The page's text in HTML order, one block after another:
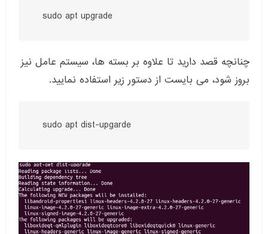
sudo apt upgrade
چنانچه قصد دارید تا علاوه بر بسته ها، سیستم عامل نیز
بروز شود، می بایست از دستور زیر استفاده نمایید.
sudo apt dist-upgarde